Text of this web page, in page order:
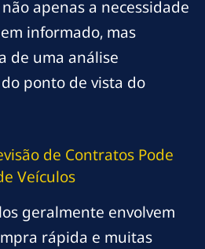
apenas a necessidade
informado, mas
de uma análise
ponto de vista do
de Contratos Pode
Veículos
geralmente envolvem
rápida e muitas